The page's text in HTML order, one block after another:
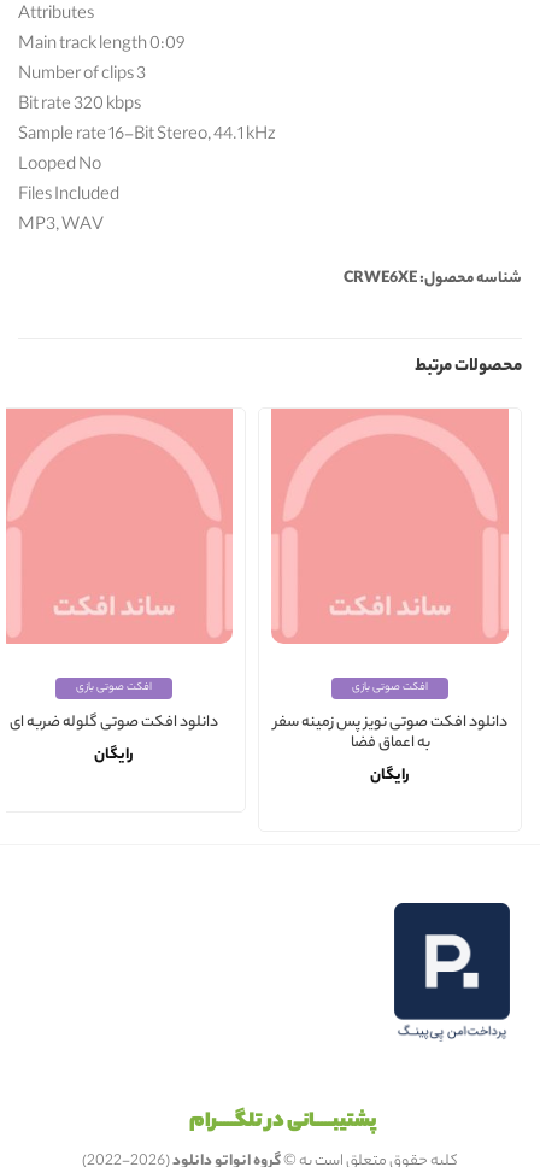
Attributes
Main track length 0:09
Number of clips 3
Bit rate 320 kbps
Sample rate 16-Bit Stereo, 44.1 kHz
Looped No
Files Included
MP3, WAV
شناسه محصول: CRWE6XE
محصولات مرتبط
افکت صوتی بازی
دانلود افکت صوتی نویز پس زمینه سفر
به اعماق فضا
رایگان
افکت صوتی بازی
دانلود افکت صوتی گلوله ضربه ای
رایگان
پشتیبـــــانی در تلگـــــرام